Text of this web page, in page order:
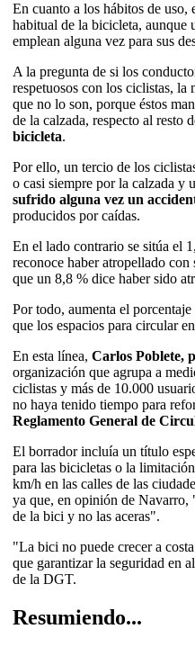
En cuanto a los hábitos de uso,
habitual de la bicicleta, aunque
emplean alguna vez para sus
A la pregunta de si los
respetuosos con los ciclistas, la
que no lo son, porque éstos
de la calzada, respecto al resto
bicicleta.
Por ello, un tercio de los
o casi siempre por la calzada y
sufrido alguna vez un
producidos por caídas.
En el lado contrario se sitúa el
reconoce haber atropellado
que un 8,8 % dice haber sido
Por todo, aumenta el
que los espacios para circular
En esta línea, Carlos Poblete,
organización que agrupa a
ciclistas y más de 10.000
no haya tenido tiempo para
Reglamento General de
El borrador incluía un título
para las bicicletas o la
km/h en las calles de las
ya que, en opinión de Navarro,
de la bici y no las aceras".
"La bici no puede crecer a
que garantizar la seguridad en
de la DGT.
Resumiendo...